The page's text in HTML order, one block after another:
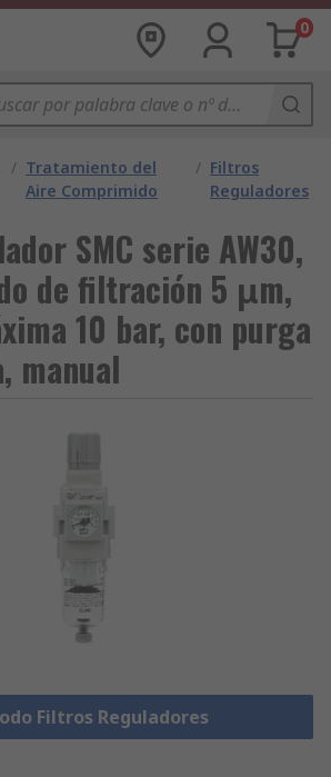
0
/ Tratamiento del
Aire Comprimido
/ Filtros
Reguladores
SMC serie AW30,
de filtración 5 μm,
10 bar, con purga
manual
Filtros Reguladores